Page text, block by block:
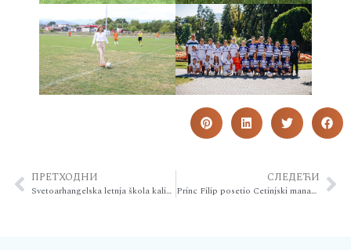
ПРЕТХОДНИ
Svetoarhangelska letnja škola kaligrafije i istorije u Prizrenu
СЛЕДЕЋИ
Princ Filip posetio Cetinjski manastir